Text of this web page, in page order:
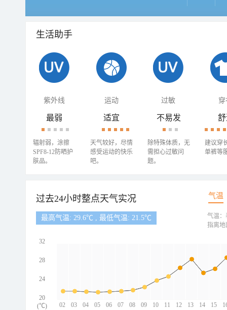
生活助手
紫外线 运动 过敏 穿
最弱
辐射弱，涂擦
SPF8-12防晒护
肤品。
适宜
天气较好，尽情
感受运动的快乐
吧。
不易发
除特殊体质，无
需担心过敏问
题。
建议穿
单裤等
过去24小时整点天气实况 气温
最高气温: 29.6℃ , 最低气温: 21.5℃
02 03 04 05 06 07 08 09 10 11 12 13 14 15
32
28
24
20
(℃)
气温：
指离地